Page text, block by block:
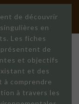
de découvrir
en
Les fiches
de
et objectifs
et des
à comprendre
à travers les